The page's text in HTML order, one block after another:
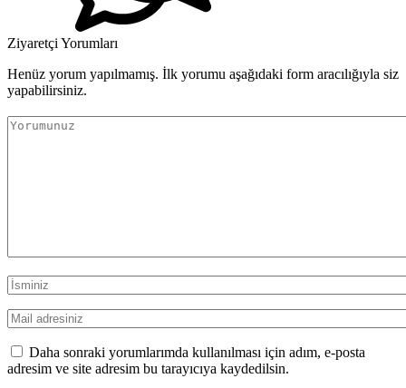
Ziyaretçi Yorumları
Henüz yorum yapılmamış. İlk yorumu aşağıdaki form aracılığıyla siz
yapabilirsiniz.
Daha sonraki yorumlarımda kullanılması için adım, e-posta
adresim ve site adresim bu tarayıcıya kaydedilsin.